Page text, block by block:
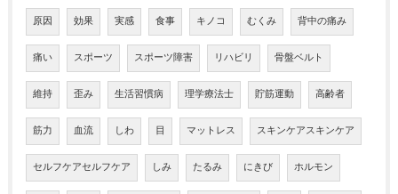
原因 効果 実感 食事 キノコ むくみ 背中の痛み
痛い スポーツ スポーツ障害 リハビリ 骨盤ベルト
維持 歪み 生活習慣病 理学療法士 貯筋運動 高齢者
筋力 血流 しわ 目 マットレス スキンケアスキンケア
セルフケアセルフケア しみ たるみ にきび ホルモン